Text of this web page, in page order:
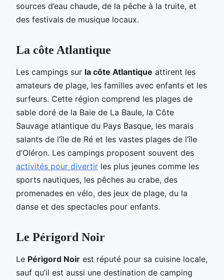
sources d’eau chaude, de la pêche à la truite, et
des festivals de musique locaux.
La côte Atlantique
Les campings sur la côte Atlantique attirent les
amateurs de plage, les familles avec enfants et les
surfeurs. Cette région comprend les plages de
sable doré de la Baie de La Baule, la Côte
Sauvage atlantique du Pays Basque, les marais
salants de l’île de Ré et les vastes plages de l’île
d’Oléron. Les campings proposent souvent des
activités pour divertir les plus jeunes comme les
sports nautiques, les pêches au crabe, des
promenades en vélo, des jeux de plage, du la
danse et des spectacles pour enfants.
Le Périgord Noir
Le Périgord Noir est réputé pour sa cuisine locale,
sauf qu’il est aussi une destination de camping